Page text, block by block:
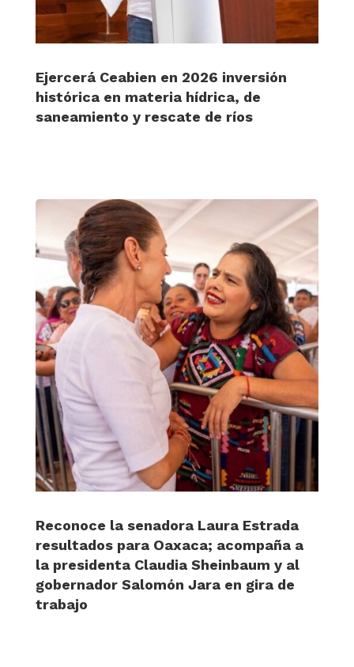
Ejercerá Ceabien en 2026 inversión
histórica en materia hídrica, de
saneamiento y rescate de ríos
Reconoce la senadora Laura Estrada
resultados para Oaxaca; acompaña a
la presidenta Claudia Sheinbaum y al
gobernador Salomón Jara en gira de
trabajo